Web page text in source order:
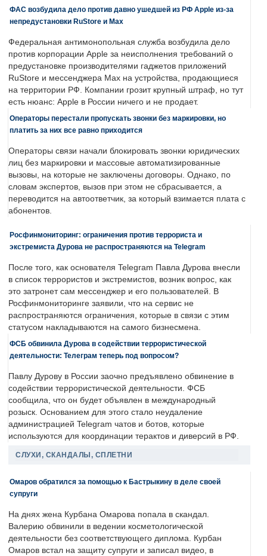
ФАС возбудила дело против давно ушедшей из РФ Apple из-за
непредустановки RuStore и Max
Федеральная антимонопольная служба возбудила дело
против корпорации Apple за неисполнения требований о
предустановке производителями гаджетов приложений
RuStore и мессенджера Max на устройства, продающиеся
на территории РФ. Компании грозит крупный штраф, но тут
есть нюанс: Apple в России ничего и не продает.
Операторы перестали пропускать звонки без маркировки, но
платить за них все равно приходится
Операторы связи начали блокировать звонки юридических
лиц без маркировки и массовые автоматизированные
вызовы, на которые не заключены договоры. Однако, по
словам экспертов, вызов при этом не сбрасывается, а
переводится на автоответчик, за который взимается плата с
абонентов.
Росфинмониторинг: ограничения против террориста и
экстремиста Дурова не распространяются на Telegram
После того, как основателя Telegram Павла Дурова внесли
в список террористов и экстремистов, возник вопрос, как
это затронет сам мессенджер и его пользователей. В
Росфинмониторинге заявили, что на сервис не
распространяются ограничения, которые в связи с этим
статусом накладываются на самого бизнесмена.
ФСБ обвинила Дурова в содействии террористической
деятельности: Телеграм теперь под вопросом?
Павлу Дурову в России заочно предъявлено обвинение в
содействии террористической деятельности. ФСБ
сообщила, что он будет объявлен в международный
розыск. Основанием для этого стало неудаление
администрацией Telegram чатов и ботов, которые
используются для координации терактов и диверсий в РФ.
СЛУХИ, СКАНДАЛЫ, СПЛЕТНИ
Омаров обратился за помощью к Бастрыкину в деле своей
супруги
На днях жена Курбана Омарова попала в скандал.
Валерию обвинили в ведении косметологической
деятельности без соответствующего диплома. Курбан
Омаров встал на защиту супруги и записал видео, в